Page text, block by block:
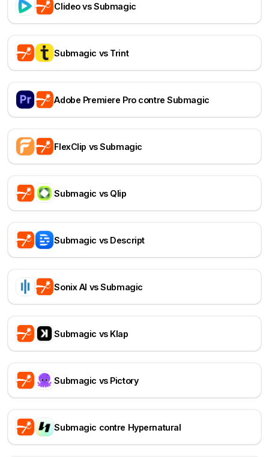
Clideo vs Submagic
Submagic vs Trint
Adobe Premiere Pro contre Submagic
FlexClip vs Submagic
Submagic vs Qlip
Submagic vs Descript
Sonix AI vs Submagic
Submagic vs Klap
Submagic vs Pictory
Submagic contre Hypernatural